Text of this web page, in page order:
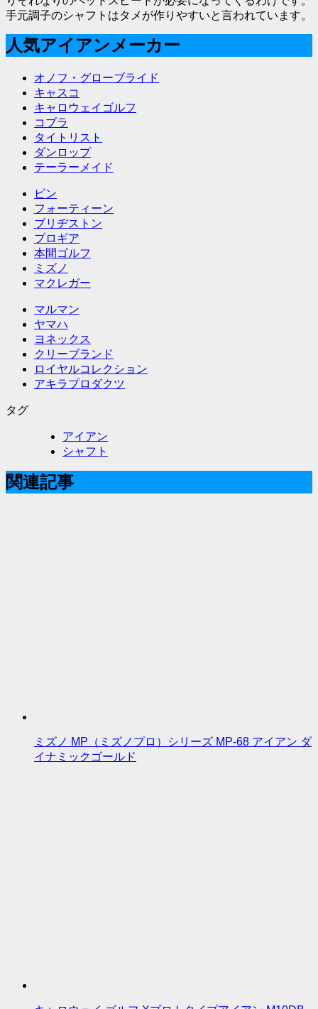
手元調子のシャフトはタメが作りやすいと言われています。
人気アイアンメーカー
オノフ・グローブライド
キャスコ
キャロウェイゴルフ
コブラ
タイトリスト
ダンロップ
テーラーメイド
ピン
フォーティーン
ブリヂストン
プロギア
本間ゴルフ
ミズノ
マクレガー
マルマン
ヤマハ
ヨネックス
クリーブランド
ロイヤルコレクション
アキラプロダクツ
タグ
アイアン
シャフト
関連記事
ミズノ MP（ミズノプロ）シリーズ MP-68 アイアン ダ
イナミックゴールド